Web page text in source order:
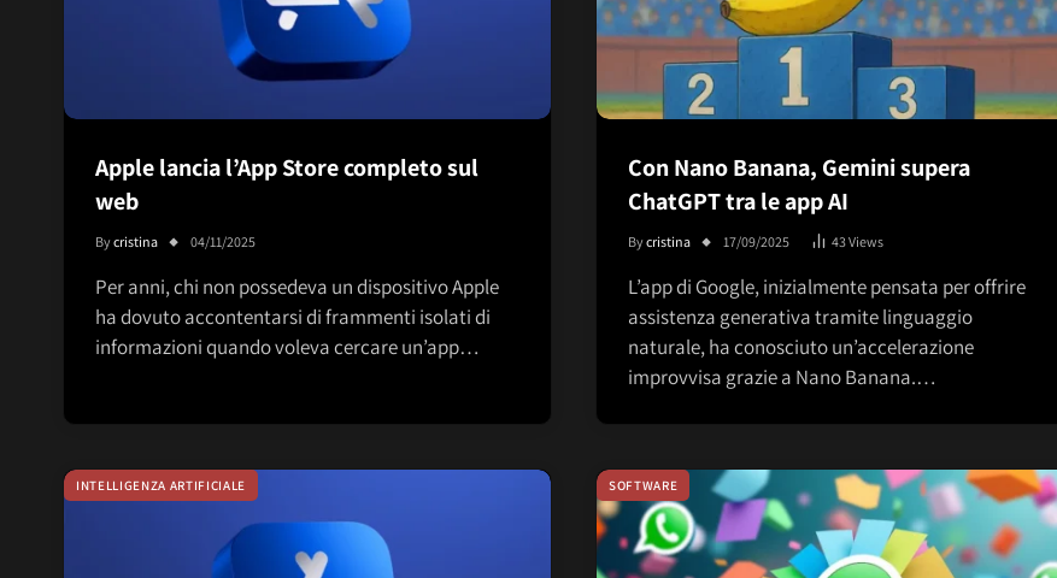
Apple lancia l’App Store completo sul
web
Bycristina 04/11/2025
Per anni, chi non possedeva un dispositivo Apple
ha dovuto accontentarsi di frammenti isolati di
informazioni quando voleva cercare un’app…
Con Nano Banana, Gemini supera
ChatGPT tra le app AI
Bycristina 17/09/2025 43Views
L’app di Google, inizialmente pensata per offrire
assistenza generativa tramite linguaggio
naturale, ha conosciuto un’accelerazione
improvvisa grazie a Nano Banana.…
INTELLIGENZA ARTIFICIALE SOFTWARE